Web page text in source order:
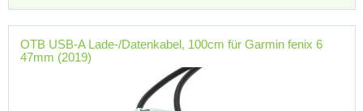
OTB USB-A Lade-/Datenkabel, 100cm für Garmin fenix 6
47mm (2019)